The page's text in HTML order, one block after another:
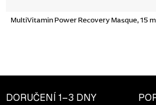
MultiVitamin Power Recovery Masque, 15
DORUČENÍ 1–3 DNY